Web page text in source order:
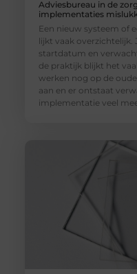
Adviesbureau in de
implementaties
Een nieuw systeem of
lijkt vaak overzichtelijk.
startdatum en
de praktijk blijkt het
werken nog op de
aan en er ontstaat
implementatie veel